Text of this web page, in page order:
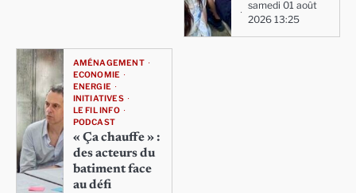
samedi 01 août
2026 13:25
AMÉNAGEMENT
ECONOMIE
ENERGIE
INITIATIVES
LE FIL INFO
PODCAST
« Ça chauffe » :
des acteurs du
batiment face
au défi